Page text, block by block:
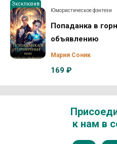
Эксклюзив
Юмористическое фэнтези
Попаданка в
объявлению
Мария Соник
169 ₽
к нам в